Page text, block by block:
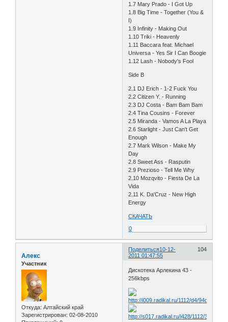
1.7 Mary Prado - I Got Up
1.8 Big Time - Together (You &
I)
1.9 Infinity - Making Out
1.10 Triki - Heavenly
1.11 Baccara feat. Michael
Universa - Yes Sir I Can Boogie
1.12 Lash - Nobody's Fool
Side B
2.1 DJ Erich - 1-2 Fuck You
2.2 Citizen Y. - Running
2.3 DJ Costa - Bam Bam Bam
2.4 Tina Cousins - Forever
2.5 Miranda - Vamos A La Playa
2.6 Starlight - Just Can't Get
Enough
2.7 Mark Wilson - Make My
Day
2.8 Sweet Ass - Rasputin
2.9 Prezioso - Tell Me Why
2.10 Mozqvito - Fiesta De La
Vida
2.11 K. Da'Cruz - New High
Energy
СКАЧАТЬ
0
Поделиться 104
10-12-
2011 01:47:55
Алекс
Участник
Откуда: Алтайский край
Зарегистрирован: 02-08-2010
Дискотека Арлекина 43 -
256kbps